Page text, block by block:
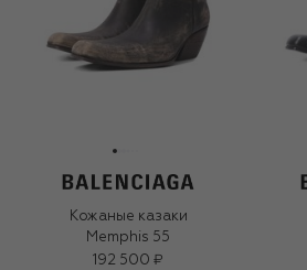
Кожаные казаки
Memphis 55
192 500 ₽